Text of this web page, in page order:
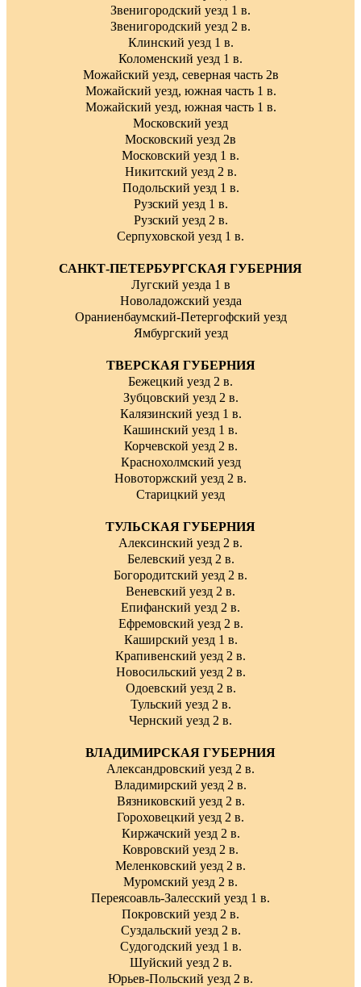
Звенигородский уезд 1 в.
Звенигородский уезд 2 в.
Клинский уезд 1 в.
Коломенский уезд 1 в.
Можайский уезд, северная часть 2в
Можайский уезд, южная часть 1 в.
Можайский уезд, южная часть 1 в.
Московский уезд
Московский уезд 2в
Московский уезд 1 в.
Никитский уезд 2 в.
Подольский уезд 1 в.
Рузский уезд 1 в.
Рузский уезд 2 в.
Серпуховской уезд 1 в.
САНКТ-ПЕТЕРБУРГСКАЯ ГУБЕРНИЯ
Лугский уезда 1 в
Новоладожский уезда
Ораниенбаумский-Петергофский уезд
Ямбургский уезд
ТВЕРСКАЯ ГУБЕРНИЯ
Бежецкий уезд 2 в.
Зубцовский уезд 2 в.
Калязинский уезд 1 в.
Кашинский уезд 1 в.
Корчевской уезд 2 в.
Краснохолмский уезд
Новоторжский уезд 2 в.
Старицкий уезд
ТУЛЬСКАЯ ГУБЕРНИЯ
Алексинский уезд 2 в.
Белевский уезд 2 в.
Богородитский уезд 2 в.
Веневский уезд 2 в.
Епифанский уезд 2 в.
Ефремовский уезд 2 в.
Каширский уезд 1 в.
Крапивенский уезд 2 в.
Новосильский уезд 2 в.
Одоевский уезд 2 в.
Тульский уезд 2 в.
Чернский уезд 2 в.
ВЛАДИМИРСКАЯ ГУБЕРНИЯ
Александровский уезд 2 в.
Владимирский уезд 2 в.
Вязниковский уезд 2 в.
Гороховецкий уезд 2 в.
Киржачский уезд 2 в.
Ковровский уезд 2 в.
Меленковский уезд 2 в.
Муромский уезд 2 в.
Переясоавль-Залесский уезд 1 в.
Покровский уезд 2 в.
Суздальский уезд 2 в.
Судогодский уезд 1 в.
Шуйский уезд 2 в.
Юрьев-Польский уезд 2 в.